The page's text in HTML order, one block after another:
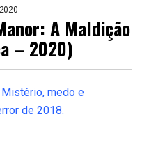
A Maldição
– 2020)